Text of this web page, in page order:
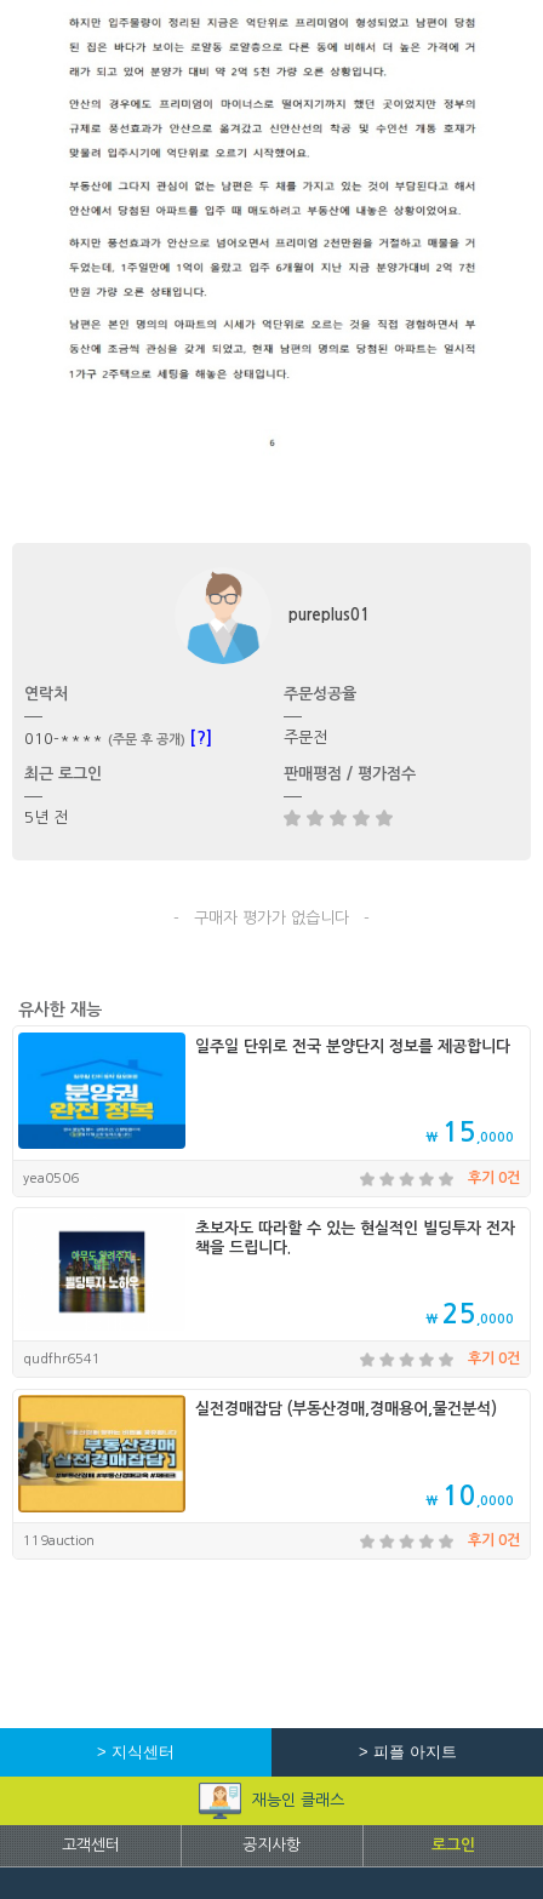
pureplus01
연락처
010-**** (주문 후 공개) [?]
주문성공율
주문전
최근 로그인
5년 전
판매평점 / 평가점수
- 구매자 평가가 없습니다 -
유사한 재능
일주일 단위로 전국 분양단지 정보를 제공합니다
₩ 15 ,0000
yea0506 후기 0건
초보자도 따라할 수 있는 현실적인 빌딩투자 전자
책을 드립니다.
₩ 25 ,0000
qudfhr6541 후기 0건
실전경매잡담 (부동산경매,경매용어,물건분석)
₩ 10 ,0000
119auction 후기 0건
> 지식센터 > 피플 아지트
재능인 클래스
고객센터 공지사항 로그인